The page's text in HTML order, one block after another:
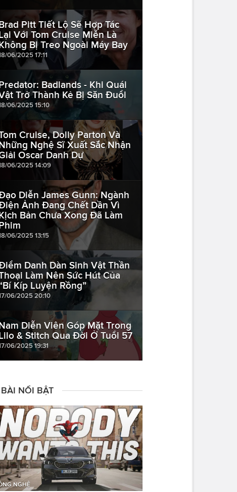
Pitt Tiết Lộ Sẽ Hợp Tác
Với Tom Cruise Miễn Là
Bị Treo Ngoài Máy Bay
06/2025 17:11
Badlands - Khi Quái
Trở Thành Kẻ Bị Săn Đuổi
06/2025 15:10
Cruise, Dolly Parton Và
Nghệ Sĩ Xuất Sắc Nhận
Oscar Danh Dự
06/2025 14:09
Diễn James Gunn: Ngành
Ảnh Đang Chết Dần Vì
Bản Chưa Xong Đã Làm
06/2025 13:15
Danh Dàn Sinh Vật Thần
Làm Nên Sức Hút Của
Kíp Luyện Rồng”
06/2025 20:10
Diễn Viên Góp Mặt Trong
& Stitch Qua Đời Ở Tuổi 57
06/2025 19:31
BÀI NỔI BẬT
NGHỆ